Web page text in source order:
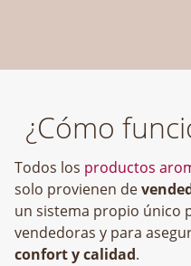
¿Cómo
Todos los productos
solo provienen de
un sistema propio único
vendedoras y para
confort y calidad.